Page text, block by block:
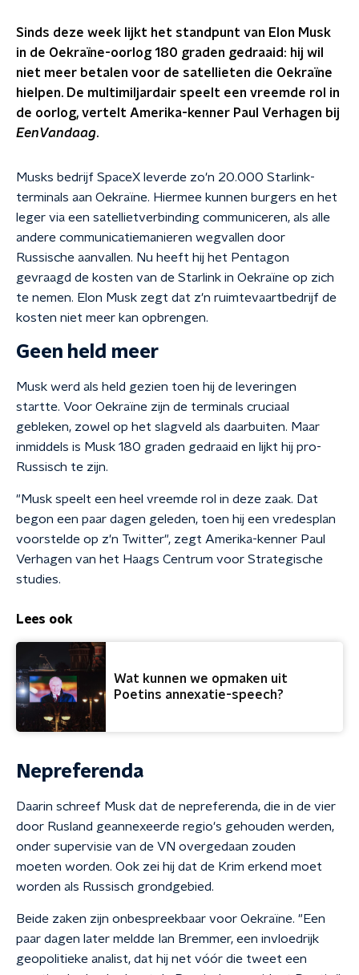
Sinds deze week lijkt het standpunt van Elon Musk
in de Oekraïne-oorlog 180 graden gedraaid: hij wil
niet meer betalen voor de satellieten die Oekraïne
hielpen. De multimiljardair speelt een vreemde rol in
de oorlog, vertelt Amerika-kenner Paul Verhagen bij
EenVandaag.
Musks bedrijf SpaceX leverde zo'n 20.000 Starlink-
terminals aan Oekraïne. Hiermee kunnen burgers en het
leger via een satellietverbinding communiceren, als alle
andere communicatiemanieren wegvallen door
Russische aanvallen. Nu heeft hij het Pentagon
gevraagd de kosten van de Starlink in Oekraïne op zich
te nemen. Elon Musk zegt dat z'n ruimtevaartbedrijf de
kosten niet meer kan opbrengen.
Geen held meer
Musk werd als held gezien toen hij de leveringen
startte. Voor Oekraïne zijn de terminals cruciaal
gebleken, zowel op het slagveld als daarbuiten. Maar
inmiddels is Musk 180 graden gedraaid en lijkt hij pro-
Russisch te zijn.
"Musk speelt een heel vreemde rol in deze zaak. Dat
begon een paar dagen geleden, toen hij een vredesplan
voorstelde op z'n Twitter", zegt Amerika-kenner Paul
Verhagen van het Haags Centrum voor Strategische
studies.
Lees ook
Wat kunnen we opmaken uit
Poetins annexatie-speech?
Nepreferenda
Daarin schreef Musk dat de nepreferenda, die in de vier
door Rusland geannexeerde regio's gehouden werden,
onder supervisie van de VN overgedaan zouden
moeten worden. Ook zei hij dat de Krim erkend moet
worden als Russisch grondgebied.
Beide zaken zijn onbespreekbaar voor Oekraïne. "Een
paar dagen later meldde Ian Bremmer, een invloedrijk
geopolitieke analist, dat hij net vóór die tweet een